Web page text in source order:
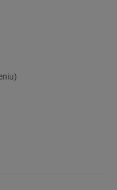
narzędzia do grilla lub
Biedronka Home!
użytkowania
akcesoriów